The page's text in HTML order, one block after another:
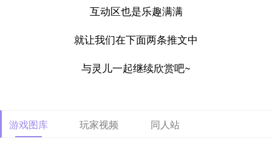
互动区也是乐趣满满
就让我们在下面两条推文中
与灵儿一起继续欣赏吧~
游戏图库 玩家视频 同人站